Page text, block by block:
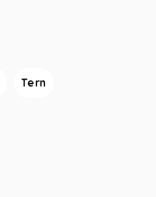
Tern